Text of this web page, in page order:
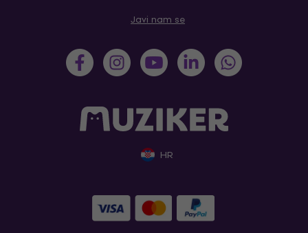
Javi nam se
HR